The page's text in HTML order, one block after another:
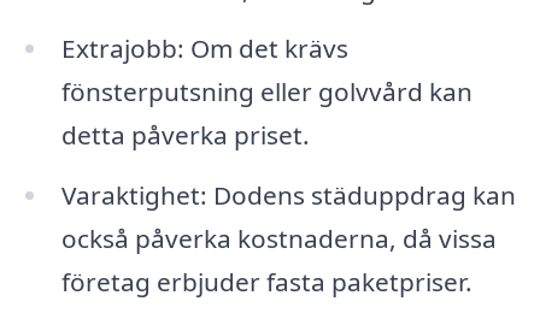
Extrajobb: Om det krävs
fönsterputsning eller golvvård kan
detta påverka priset.
Varaktighet: Dodens städuppdrag kan
också påverka kostnaderna, då vissa
företag erbjuder fasta paketpriser.